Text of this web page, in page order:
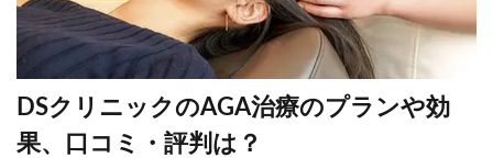
DSクリニックのAGA治療のプランや効
果、口コミ・評判は？